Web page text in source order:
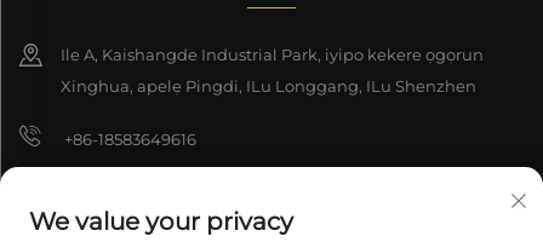
Ile A, Kaishangde Industrial Park, iyipo kekere ọgọrun
Xinghua, apelẹ Pingdi, ILu Longgang, ILu Shenzhen
+86-18583649616
We value your privacy